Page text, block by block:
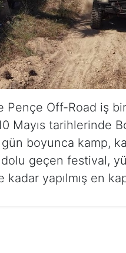
Pençe Off-Road iş
Mayıs tarihlerinde
boyunca kamp,
geçen festival,
kadar yapılmış en